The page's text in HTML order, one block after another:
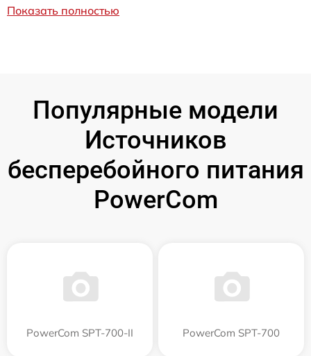
Показать полностью
Популярные модели
Источников
бесперебойного питания
PowerCom
PowerCom SPT-700-II PowerCom SPT-700